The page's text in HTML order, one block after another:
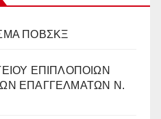
ΠΟΒΣΚΞ
ΕΠΙΠΛΟΠΟΙΩΝ
ΕΠΑΓΓΕΛΜΑΤΩΝ Ν.